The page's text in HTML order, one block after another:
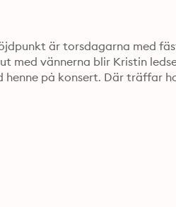
är torsdagarna med
med vännerna blir Kristin
på konsert. Där träffar